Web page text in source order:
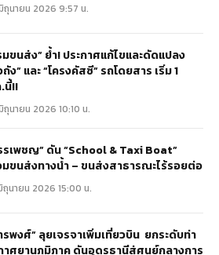
ถุนายน 2026 9:57 น.
มขนส่ง” ย้ำ! ประกาศแก้ไขและดัดแปลง
ง” และ “โครงคัสซี” รถโดยสาร เริ่ม 1
นี้!!
ถุนายน 2026 10:10 น.
รเพชญ” ดัน “School & Taxi Boat”
มขนส่งทางน้ำ – ขนส่งสาธารณะไร้รอยต่อ
ถุนายน 2026 15:00 น.
รพงศ์” ลุยเจรจาเพิ่มเที่ยวบิน ยกระดับท่า
าศยานภูมิภาค ดันอุดรธานีสู่ศูนย์กลางการ